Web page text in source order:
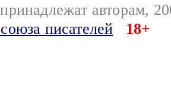
авторам,
писателей
18+